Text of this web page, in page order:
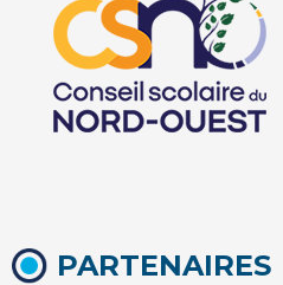
PARTENAIRES